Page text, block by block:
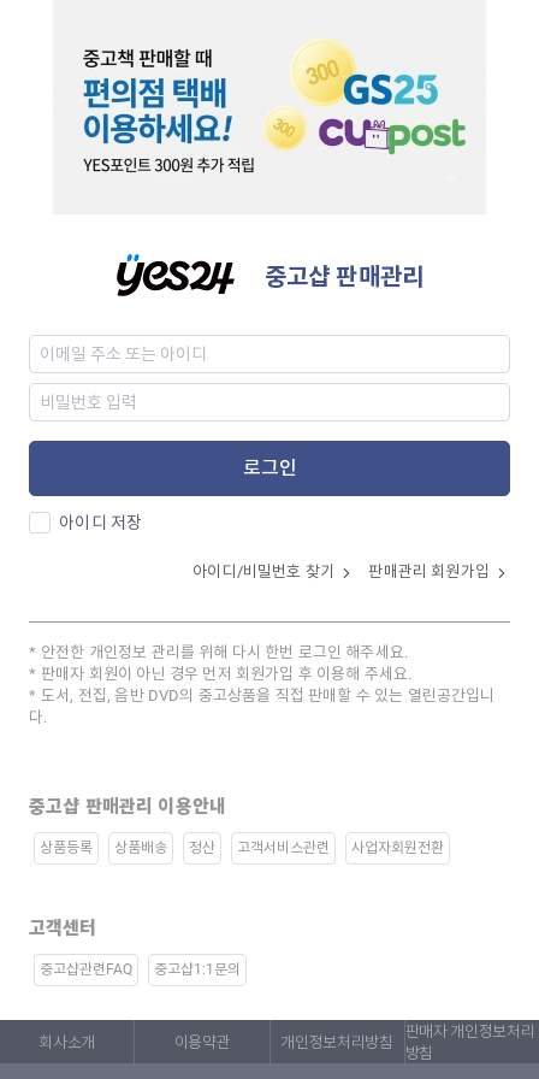
중고샵 판매관리
로그인
아이디 저장
아이디/비밀번호 찾기 판매관리 회원가입
안전한 개인정보 관리를 위해 다시 한번 로그인 해주세요.
판매자 회원이 아닌 경우 먼저 회원가입 후 이용해 주세요.
도서, 전집, 음반 DVD의 중고상품을 직접 판매할 수 있는 열린공간입니
다.
중고샵 판매관리 이용안내
상품등록 상품배송 정산 고객서비스관련 사업자회원전환
고객센터
중고샵관련FAQ 중고샵1:1문의
회사소개 이용약관 개인정보처리방침
판매자 개인정보처리
방침